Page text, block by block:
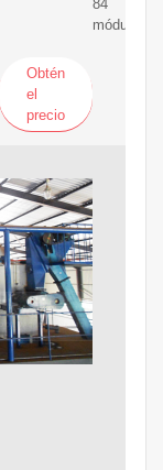
84
módulos.
Obtén
el
precio